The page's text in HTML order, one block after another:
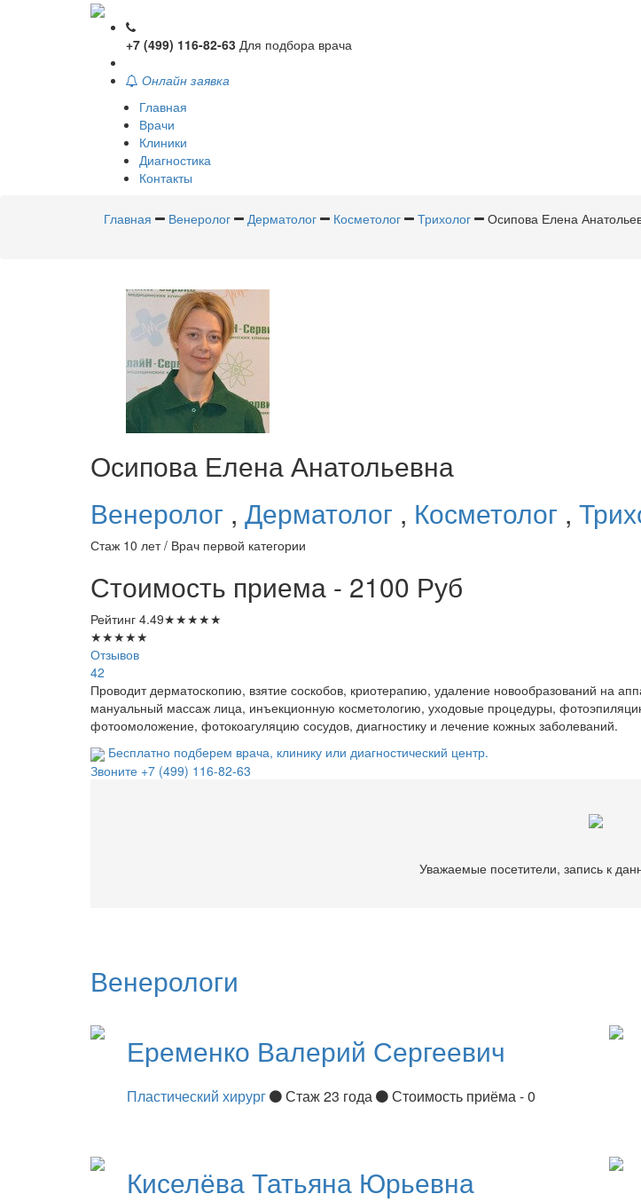
+7 (499) 116-82-63 Для подбора врача
Онлайн заявка
Главная
Врачи
Клиники
Диагностика
Контакты
Главная Венеролог Дерматолог Косметолог Трихолог Осипова Елена
Осипова Елена Анатольевна
Венеролог , Дерматолог , Косметолог ,
Стаж 10 лет / Врач первой категории
Стоимость приема - 2100 Руб
Рейтинг 4.49★★★★★
★★★★★
Отзывов
42
Проводит дерматоскопию, взятие соскобов, криотерапию, удаление новообразований на
мануальный массаж лица, инъекционную косметологию, уходовые процедуры,
фотоомоложение, фотокоагуляцию сосудов, диагностику и лечение кожных заболеваний.
Бесплатно подберем врача, клинику или диагностический центр.
Звоните +7 (499) 116-82-63
Уважаемые посетители, запись к
Венерологи
Еременко Валерий Сергеевич
Пластический хирург Стаж 23 года Стоимость приёма - 0
КиселёваТатьяна Юрьевна